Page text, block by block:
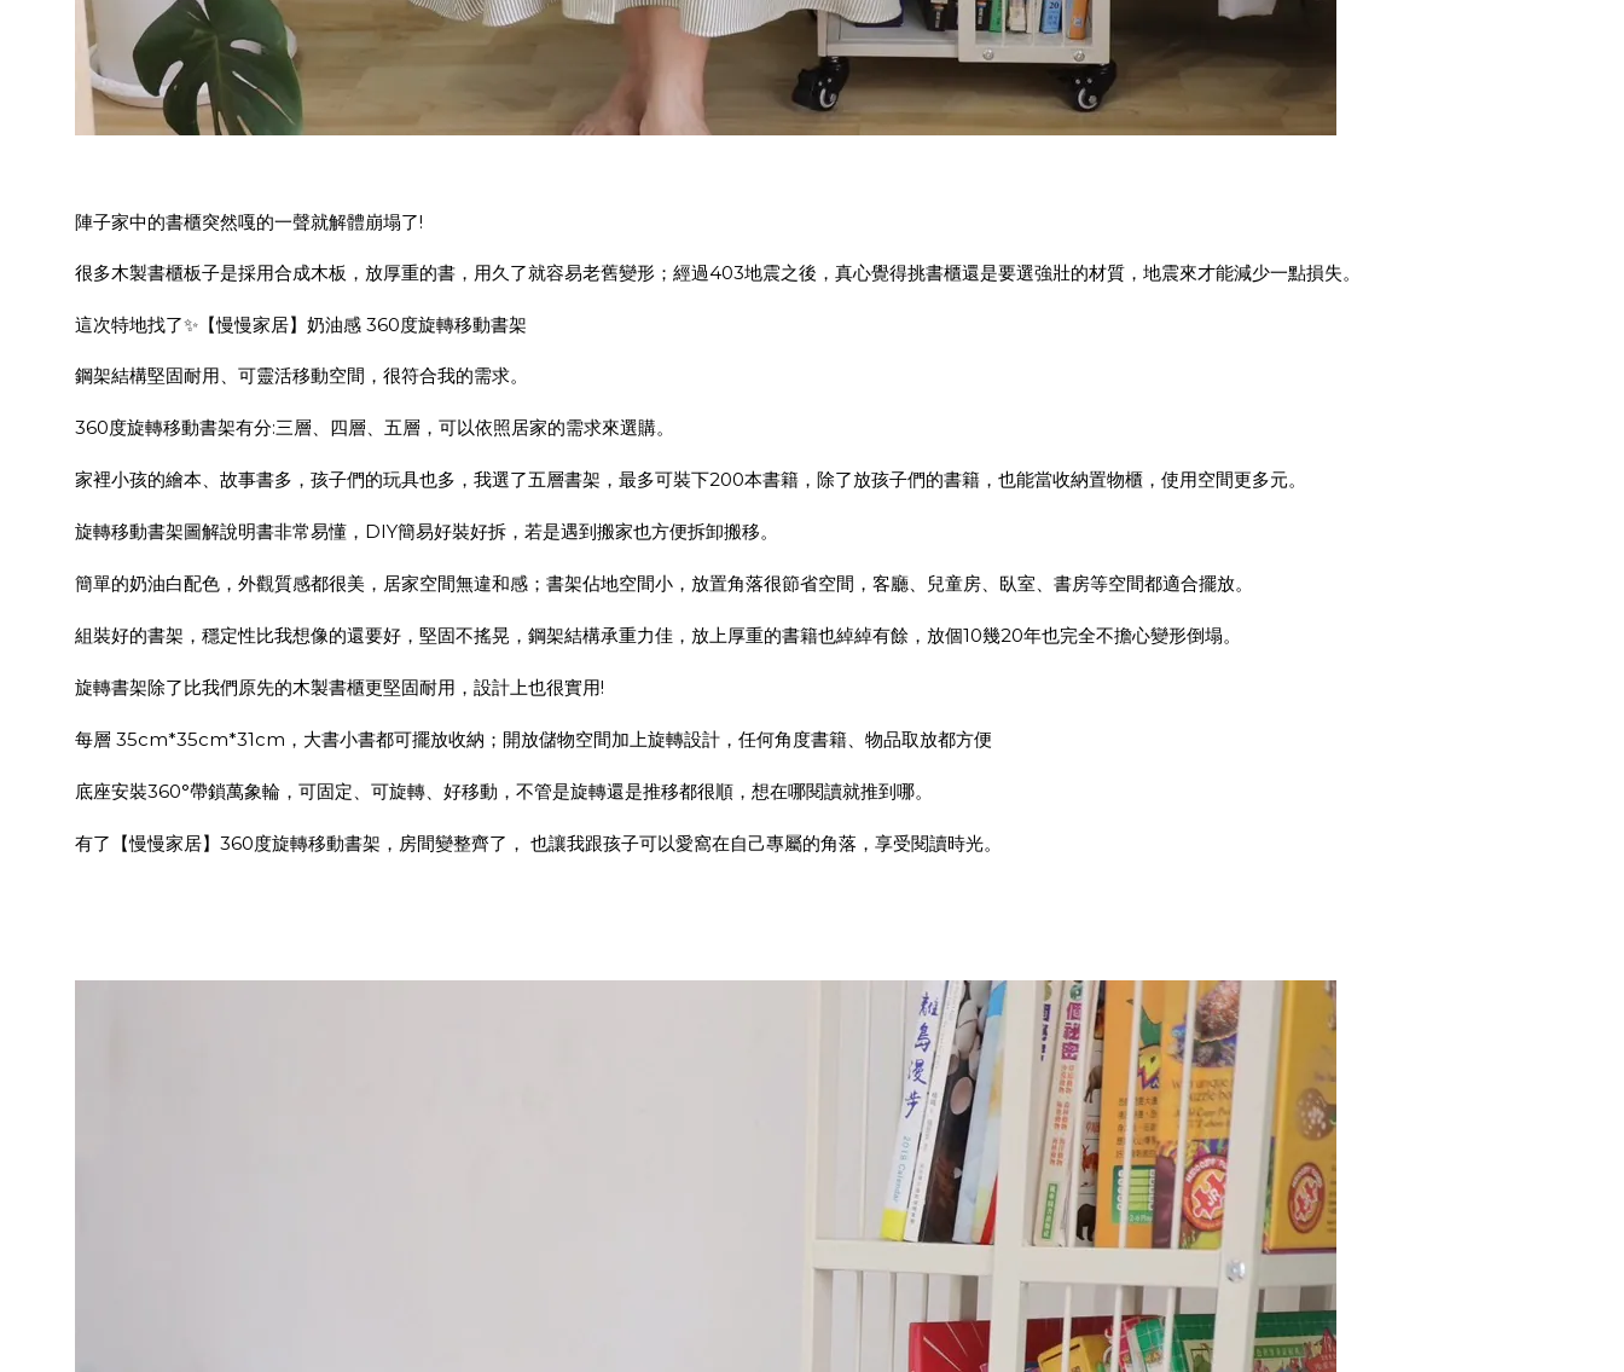
陣子家中的書櫃突然嘎的一󠇢聲就解體崩塌了!
很多木製書櫃板子是採用合成木板，放厚重的書，用久了就容易老舊變形；經過403地震之後，真心覺得挑書櫃還是要選強壯的材質，地震來才能減少一點損失。
這次特地找了✨【慢慢家居】奶油感 360度旋轉移動書架
鋼架結構堅固耐用、 可靈活移動空間， 很符合我的需求。
360度旋轉移動書架有分:三層、四層、五層，可以依照居家的需求來選購。
家裡小孩的繪本、故事書多，孩子們的玩具也多，我選了五層書架，最多可裝下200本書籍，除了放孩子們的書籍，也能當收納置物櫃，使用空間更多元。
旋轉移動書架圖解說明書非常易懂，DIY簡易好裝好拆，若是遇到搬家也方便拆卸搬移。
簡單的奶油白配色，外觀質感都很美，居家空間無違和感；書架佔地空間小，放置角落很節省空間，客廳、兒童房、臥室、書房等空間都適合擺放。
組裝好的書架，穩定性比我想像的還要好，堅固不搖晃，鋼架結構承重力佳，放上厚重的書籍也綽綽有餘，放個10幾20年也完全不擔心變形倒塌。
旋轉書架除了比我們原先的木製書櫃更堅固耐用，設計上也很實用!
每層 35cm*35cm*31cm，大書小書都可擺放收納；開放儲物空間加上旋轉設計，任何角度書籍、物品取放都方便
底座安裝360°帶鎖萬象輪，可固定、可旋轉、好移動，不管是旋轉還是推移都很順，想在哪閱讀就推到哪。
有了【慢慢家居】360度旋轉移動書架，房間變整齊了， 也讓我跟孩子可以愛窩在自己專屬的角落，享受閱讀時光。